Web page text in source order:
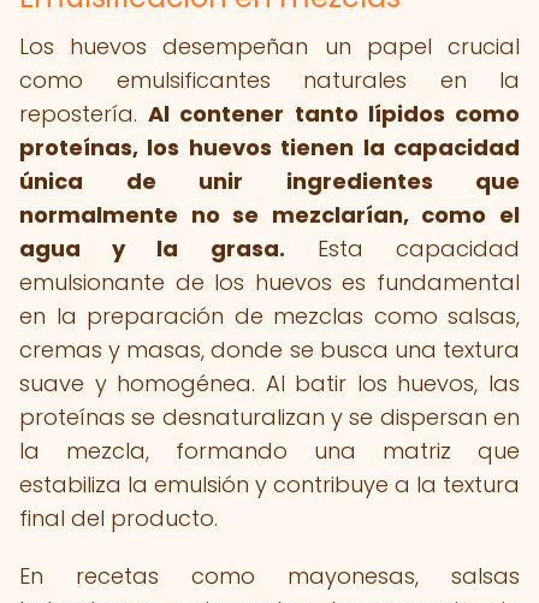
Los huevos desempeñan un papel crucial
como emulsificantes naturales en la
repostería.Al contener tanto lípidos como
proteínas, los huevos tienen la capacidad
única de unir ingredientes que
normalmente no se mezclarían, como el
agua y la grasa. Esta capacidad
emulsionante de los huevos es fundamental
en la preparación de mezclas como salsas,
cremas y masas, donde se busca una textura
suave y homogénea. Al batir los huevos, las
proteínas se desnaturalizan y se dispersan en
la mezcla, formando una matriz que
estabiliza la emulsión y contribuye a la textura
final del producto.
En recetas como mayonesas, salsas